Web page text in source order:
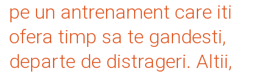
pe un antrenament care iti
ofera timp sa te gandesti,
departe de distrageri. Altii,